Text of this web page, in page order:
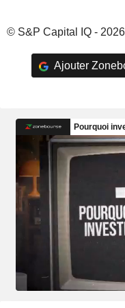
© S&P Capital IQ - 2026
Ajouter